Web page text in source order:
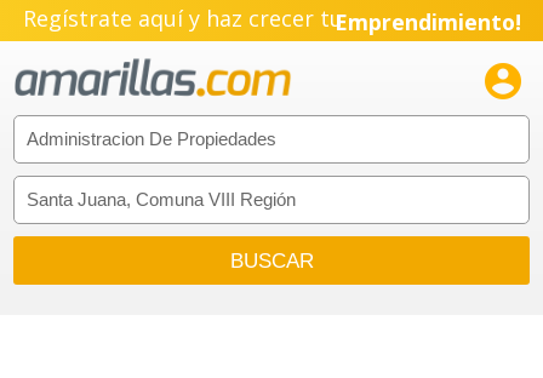
Regístrate aquí y haz crecer tuEmprendimiento!
